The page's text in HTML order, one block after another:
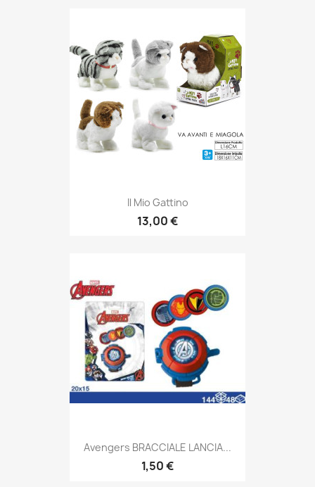
Il Mio Gattino
13,00 €
Avengers BRACCIALE LANCIA...
1,50 €